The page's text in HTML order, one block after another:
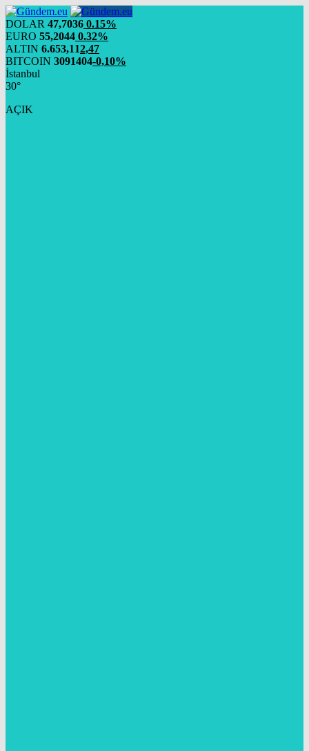
DOLAR 47,7036 0.15%
EURO 55,2044 0.32%
ALTIN 6.653,112,47
BITCOIN 3091404-0,10%
İstanbul
30°
AÇIK